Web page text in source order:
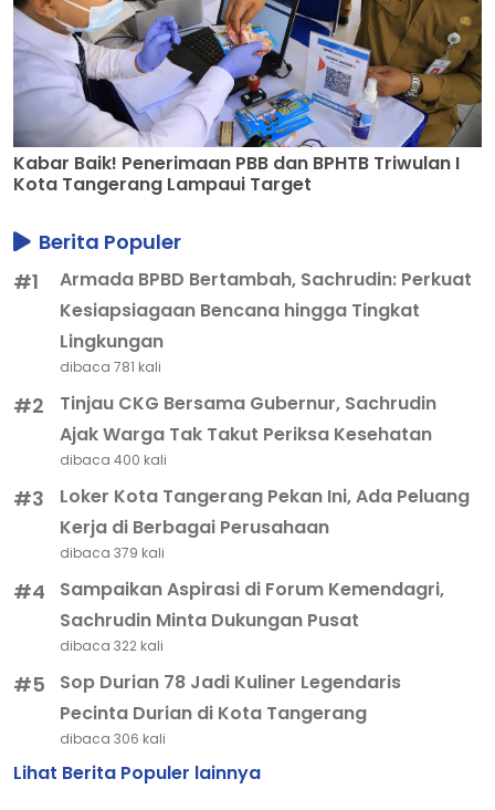
Kabar Baik! Penerimaan PBB dan BPHTB Triwulan I
Kota Tangerang Lampaui Target
Berita Populer
#1
Armada BPBD Bertambah, Sachrudin: Perkuat
Kesiapsiagaan Bencana hingga Tingkat
Lingkungan
dibaca 781 kali
#2
Tinjau CKG Bersama Gubernur, Sachrudin
Ajak Warga Tak Takut Periksa Kesehatan
dibaca 400 kali
#3
Loker Kota Tangerang Pekan Ini, Ada Peluang
Kerja di Berbagai Perusahaan
dibaca 379 kali
#4
Sampaikan Aspirasi di Forum Kemendagri,
Sachrudin Minta Dukungan Pusat
dibaca 322 kali
#5
Sop Durian 78 Jadi Kuliner Legendaris
Pecinta Durian di Kota Tangerang
dibaca 306 kali
Lihat Berita Populer lainnya